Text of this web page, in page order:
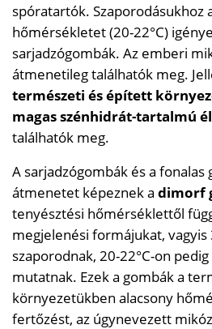
spóratartók. Szaporodásukhoz
hőmérsékletet (20-22°C)
sarjadzógombák. Az emberi
átmenetileg találhatók meg.
természeti és épített
magas szénhidrát-tartalmú
találhatók meg.
A sarjadzógombák és a
átmenetet képeznek a dimorf
tenyésztési hőmérséklettől
megjelenési formájukat, vagyis
szaporodnak, 20-22°C-on
mutatnak. Ezek a gombák a
környezetükben alacsony
fertőzést, az úgynevezett